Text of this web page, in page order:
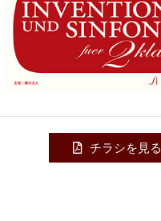
チラシを見る